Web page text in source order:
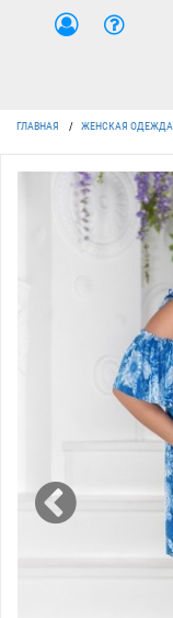
ГЛАВНАЯ / ЖЕНСКАЯ ОДЕЖДА